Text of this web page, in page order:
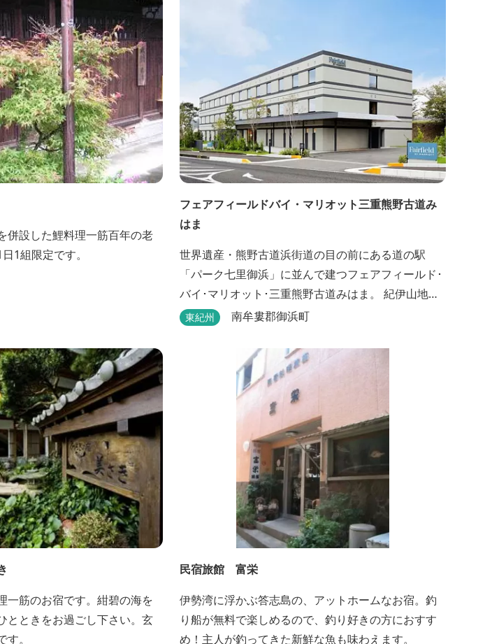
併設した鯉料理一筋百年の老
1組限定です。
フェアフィールドバイ・マリオット三重熊野古道み
はま
世界遺産・熊野古道浜街道の目の前にある道の駅
「パーク七里御浜」に並んで建つフェアフィールド･
バイ･マリオット･三重熊野古道みはま。 紀伊山地を
背に雄大な熊野灘を望み、渚百選に選ばれた七里御
て暖かで過ごしやすく、季節を通じて穫れる数々の
品種のみかんをはじめ、豊富な畑の幸や海の幸を堪
能していただけます。 風光明媚な御浜を巡る旅の拠
点として、当...
東紀州 南牟婁郡御浜町
一筋のお宿です。紺碧の海を
とときをお過ごし下さい。玄
。
民宿旅館 富栄
伊勢湾に浮かぶ答志島の、アットホームなお宿。釣
り船が無料で楽しめるので、釣り好きの方におすす
め！主人が釣ってきた新鮮な魚も味わえます。